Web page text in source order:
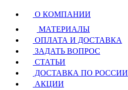
О КОМПАНИИ
МАТЕРИАЛЫ
ОПЛАТА И ДОСТАВКА
ЗАДАТЬ ВОПРОС
СТАТЬИ
ДОСТАВКА ПО РОССИИ
АКЦИИ